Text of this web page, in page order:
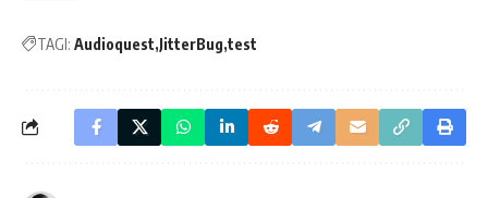
TAGI: Audioquest JitterBug test